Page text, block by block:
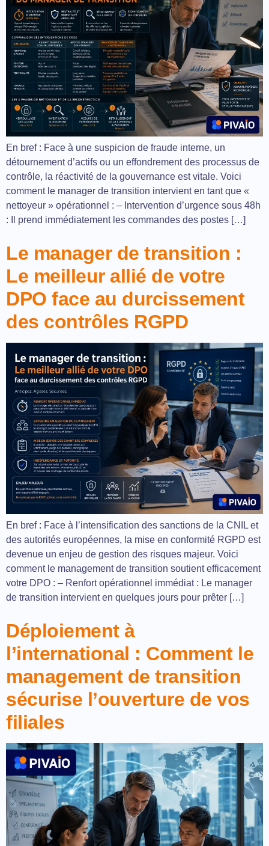
En bref : Face à une suspicion de fraude interne, un
détournement d’actifs ou un effondrement des processus de
contrôle, la réactivité de la gouvernance est vitale. Voici
comment le manager de transition intervient en tant que «
nettoyeur » opérationnel : – Intervention d’urgence sous 48h
: Il prend immédiatement les commandes des postes […]
Le manager de transition :
Le meilleur allié de votre
DPO face au durcissement
des contrôles RGPD
En bref : Face à l’intensification des sanctions de la CNIL et
des autorités européennes, la mise en conformité RGPD est
devenue un enjeu de gestion des risques majeur. Voici
comment le management de transition soutient efficacement
votre DPO : – Renfort opérationnel immédiat : Le manager
de transition intervient en quelques jours pour prêter […]
Déploiement à
l’international : Comment le
management de transition
sécurise l’ouverture de vos
filiales